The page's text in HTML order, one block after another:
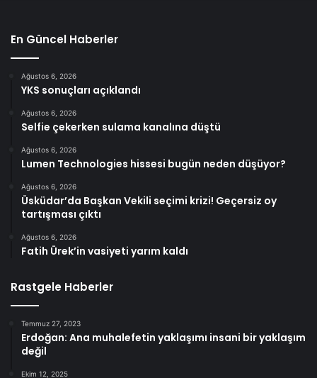
En Güncel Haberler
Ağustos 6, 2026
YKS sonuçları açıklandı
Ağustos 6, 2026
Selfie çekerken sulama kanalına düştü
Ağustos 6, 2026
Lumen Technologies hissesi bugün neden düşüyor?
Ağustos 6, 2026
Üsküdar’da Başkan Vekili seçimi krizi! Geçersiz oy
tartışması çıktı
Ağustos 6, 2026
Fatih Ürek’in vasiyeti yarım kaldı
Rastgele Haberler
Temmuz 27, 2023
Erdoğan: Ana muhalefetin yaklaşımı insani bir yaklaşım
değil
Ekim 12, 2025